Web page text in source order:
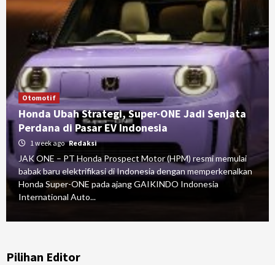
Otomotif
Honda Ubah Strategi, Super-ONE Jadi Senjata
Perdana di Pasar EV Indonesia
1 week ago Redaksi
JAK ONE – PT Honda Prospect Motor (HPM) resmi memulai
babak baru elektrifikasi di Indonesia dengan memperkenalkan
Honda Super-ONE pada ajang GAIKINDO Indonesia
International Auto...
Pilihan Editor